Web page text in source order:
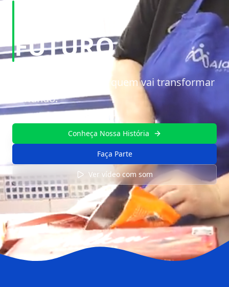
FUTURO
Invista no estudo de quem vai transformar
o mundo.
Conheça Nossa História
Faça Parte
Ver vídeo com som